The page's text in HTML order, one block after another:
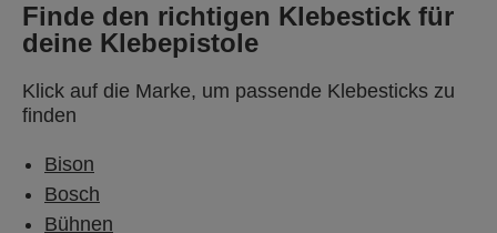
Finde den richtigen Klebestick für
deine Klebepistole
Klick auf die Marke, um passende Klebesticks zu
finden
Bison
Bosch
Bühnen